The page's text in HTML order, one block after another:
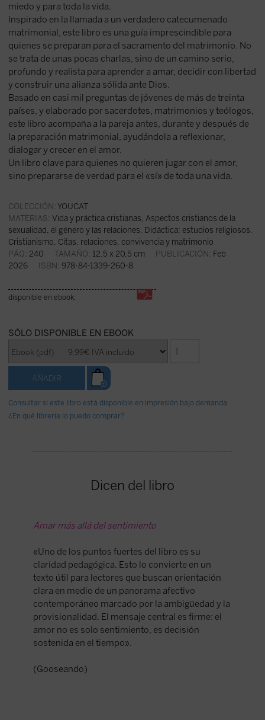
miedo y para toda la vida.
Inspirado en la llamada a un verdadero catecumenado
matrimonial, este libro es una guía imprescindible para
quienes se preparan para el sacramento del matrimonio. No
se trata de unas pocas charlas, sino de un camino serio,
profundo y realista para aprender a amar, decidir con libertad
y construir una alianza sólida ante Dios.
Basado en casi mil preguntas de jóvenes de más de treinta
países, y elaborado por sacerdotes, matrimonios y teólogos,
este libro acompaña a la pareja antes, durante y después de
la preparación matrimonial, ayudándola a reflexionar,
dialogar y crecer en el amor.
Un libro clave para quienes no quieren jugar con el amor,
sino prepararse de verdad para el «sí» de toda una vida.
COLECCIÓN: YOUCAT
MATERIAS: Vida y práctica cristianas, Aspectos cristianos de la
sexualidad, el género y las relaciones, Didáctica: estudios religiosos.
Cristianismo, Citas, relaciones, convivencia y matrimonio
PÁG: 240 TAMAÑO: 12,5 x 20,5 cm PUBLICACIÓN: Feb
2026 ISBN: 978-84-1339-260-8
disponible en ebook:
SÓLO DISPONIBLE EN EBOOK
Consultar si este libro está disponible en impresión bajo demanda
¿En qué librería lo puedo comprar?
Dicen del libro
Amar más allá del sentimiento
«Uno de los puntos fuertes del libro es su
claridad pedagógica. Esto lo convierte en un
texto útil para lectores que buscan orientación
clara en medio de un panorama afectivo
contemporáneo marcado por la ambigüedad y la
provisionalidad. El mensaje central es firme: el
amor no es solo sentimiento, es decisión
sostenida en el tiempo».
(Gooseando)